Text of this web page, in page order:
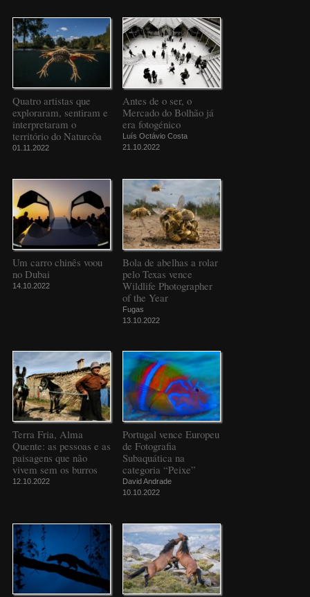
Quatro artistas que
exploraram, sentiram e
interpretaram o
território do Naturcôa
01.11.2022
Antes de o ser, o
Mercado do Bolhão já
era fotogénico
Luís Octávio Costa
21.10.2022
Um carro chinês voou
no Dubai
14.10.2022
Bola de abelhas a rolar
pelo Texas vence
Wildlife Photographer
of the Year
Fugas
13.10.2022
Terra Fria, Alma
Quente: as pessoas e as
paisagens que não
vivem sem os burros
12.10.2022
Portugal vence Europeu
de Fotografia
Subaquática na
categoria “Peixe”
David Andrade
10.10.2022